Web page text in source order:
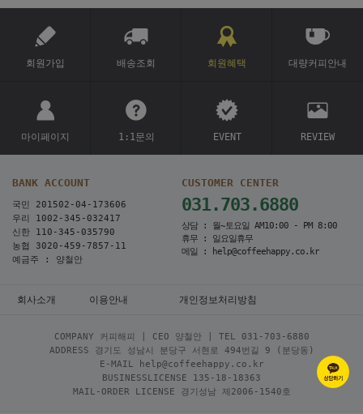
회원가입 배송조회 회원혜택 대량커피안내
마이페이지 1:1문의 EVENT REVIEW
BANK ACCOUNT
국민 201502-04-173606
우리 1002-345-032417
신한 110-345-035790
농협 3020-459-7857-11
예금주 : 양철안
CUSTOMER CENTER
031.703.6880
상담 : 월~토요일 AM10:00 - PM 8:00
휴무 : 일요일휴무
메일 : help@coffeehappy.co.kr
회사소개 이용안내 개인정보처리방침
COMPANY 커피해피 | CEO 양철안 | TEL
031-703-6880
ADDRESS 경기도 성남시 분당구 서현로 494번길 9 (분당동)
E-MAIL help@coffeehappy.co.kr
BUSINESSLICENSE 135-18-18363
MAIL-ORDER LICENSE 경기성남 제2006-1540호